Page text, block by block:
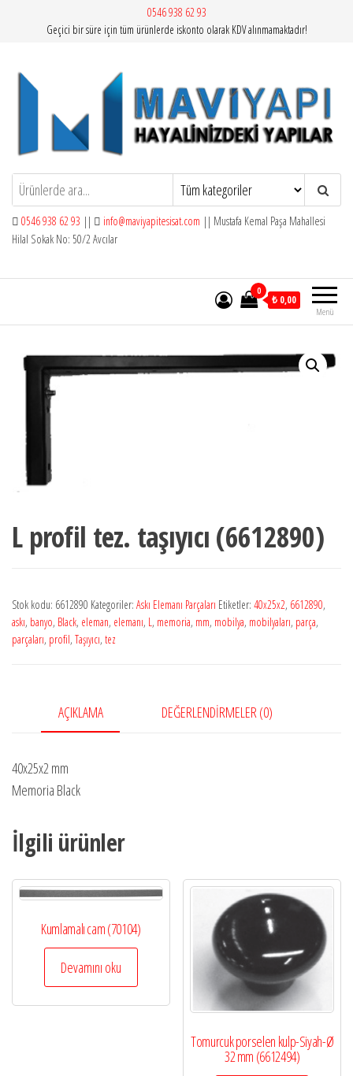
0546 938 62 93
Geçici bir süre için tüm ürünlerde iskonto olarak KDV alınmamaktadır!
Mavi Yapı | Vitra Artema
0546 938 62 93 || info@maviyapitesisat.com || Mustafa Kemal Paşa Mahallesi
Hilal Sokak No: 50/2 Avcılar
Menü
0
₺ 0,00
L profil tez. taşıyıcı (6612890)
Stok kodu: 6612890 Kategoriler: Askı Elemanı Parçaları Etiketler: 40x25x2, 6612890,
askı, banyo, Black, eleman, elemanı, L, memoria, mm, mobilya, mobilyaları, parça,
parçaları, profil, Taşıyıcı, tez
AÇIKLAMA DEĞERLENDIRMELER (0)
40x25x2 mm
Memoria Black
İlgili ürünler
Kumlamalı cam (70104)
Devamını oku
Tomurcuk porselen kulp-Siyah-Ø
32 mm (6612494)